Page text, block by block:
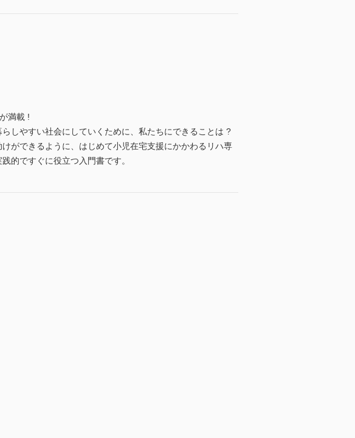
満載 !
しやすい社会にしていくために、私たちにできることは ?
ができるように、はじめて小児在宅支援にかかわるリハ専
的ですぐに役立つ入門書です。